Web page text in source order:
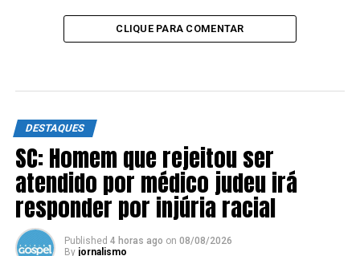
CLIQUE PARA COMENTAR
DESTAQUES
SC: Homem que rejeitou ser
atendido por médico judeu irá
responder por injúria racial
Published 4 horas ago on 08/08/2026
By jornalismo